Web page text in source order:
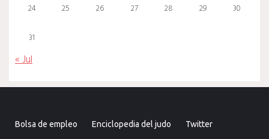
24 25 26 27 28 29 30
31
« Jul
Bolsa de empleo Enciclopedia del judo Twitter